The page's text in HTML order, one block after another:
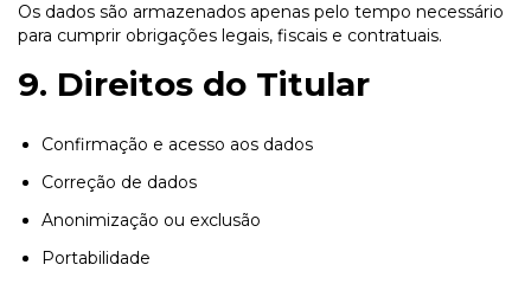
Os dados são armazenados apenas pelo tempo necessário
para cumprir obrigações legais, fiscais e contratuais.
9. Direitos do Titular
Confirmação e acesso aos dados
Correção de dados
Anonimização ou exclusão
Portabilidade